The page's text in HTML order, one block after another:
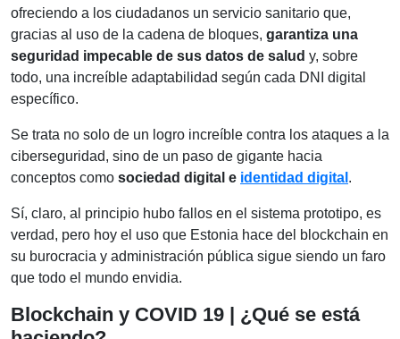
ofreciendo a los ciudadanos un servicio sanitario que,
gracias al uso de la cadena de bloques, garantiza una
seguridad impecable de sus datos de salud y, sobre
todo, una increíble adaptabilidad según cada DNI digital
específico.
Se trata no solo de un logro increíble contra los ataques a la
ciberseguridad, sino de un paso de gigante hacia
conceptos como sociedad digital e identidad digital .
Sí, claro, al principio hubo fallos en el sistema prototipo, es
verdad, pero hoy el uso que Estonia hace del blockchain en
su burocracia y administración pública sigue siendo un faro
que todo el mundo envidia.
Blockchain y COVID 19 | ¿Qué se está